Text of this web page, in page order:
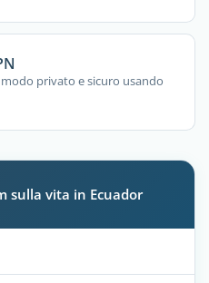
privato e sicuro usando
sulla vita in Ecuador